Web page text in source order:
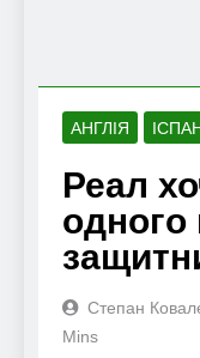
АНГЛІЯ
Реал
одного
Степан
Mins